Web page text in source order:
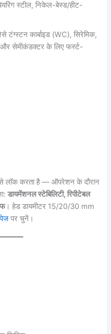
स्टील, निकेल-बेस्ड/हीट-
टंग्स्टन कार्बाइड (WC), सिरेमिक,
सेमीकंडक्टर के लिए फर्स्ट-
से लॉक करता है — ऑपरेशन के दौरान
डायमेंशनल स्टेबिलिटी, रिपीटेबल
। हेड डायमीटर 15/20/30 mm
पर चुनें।